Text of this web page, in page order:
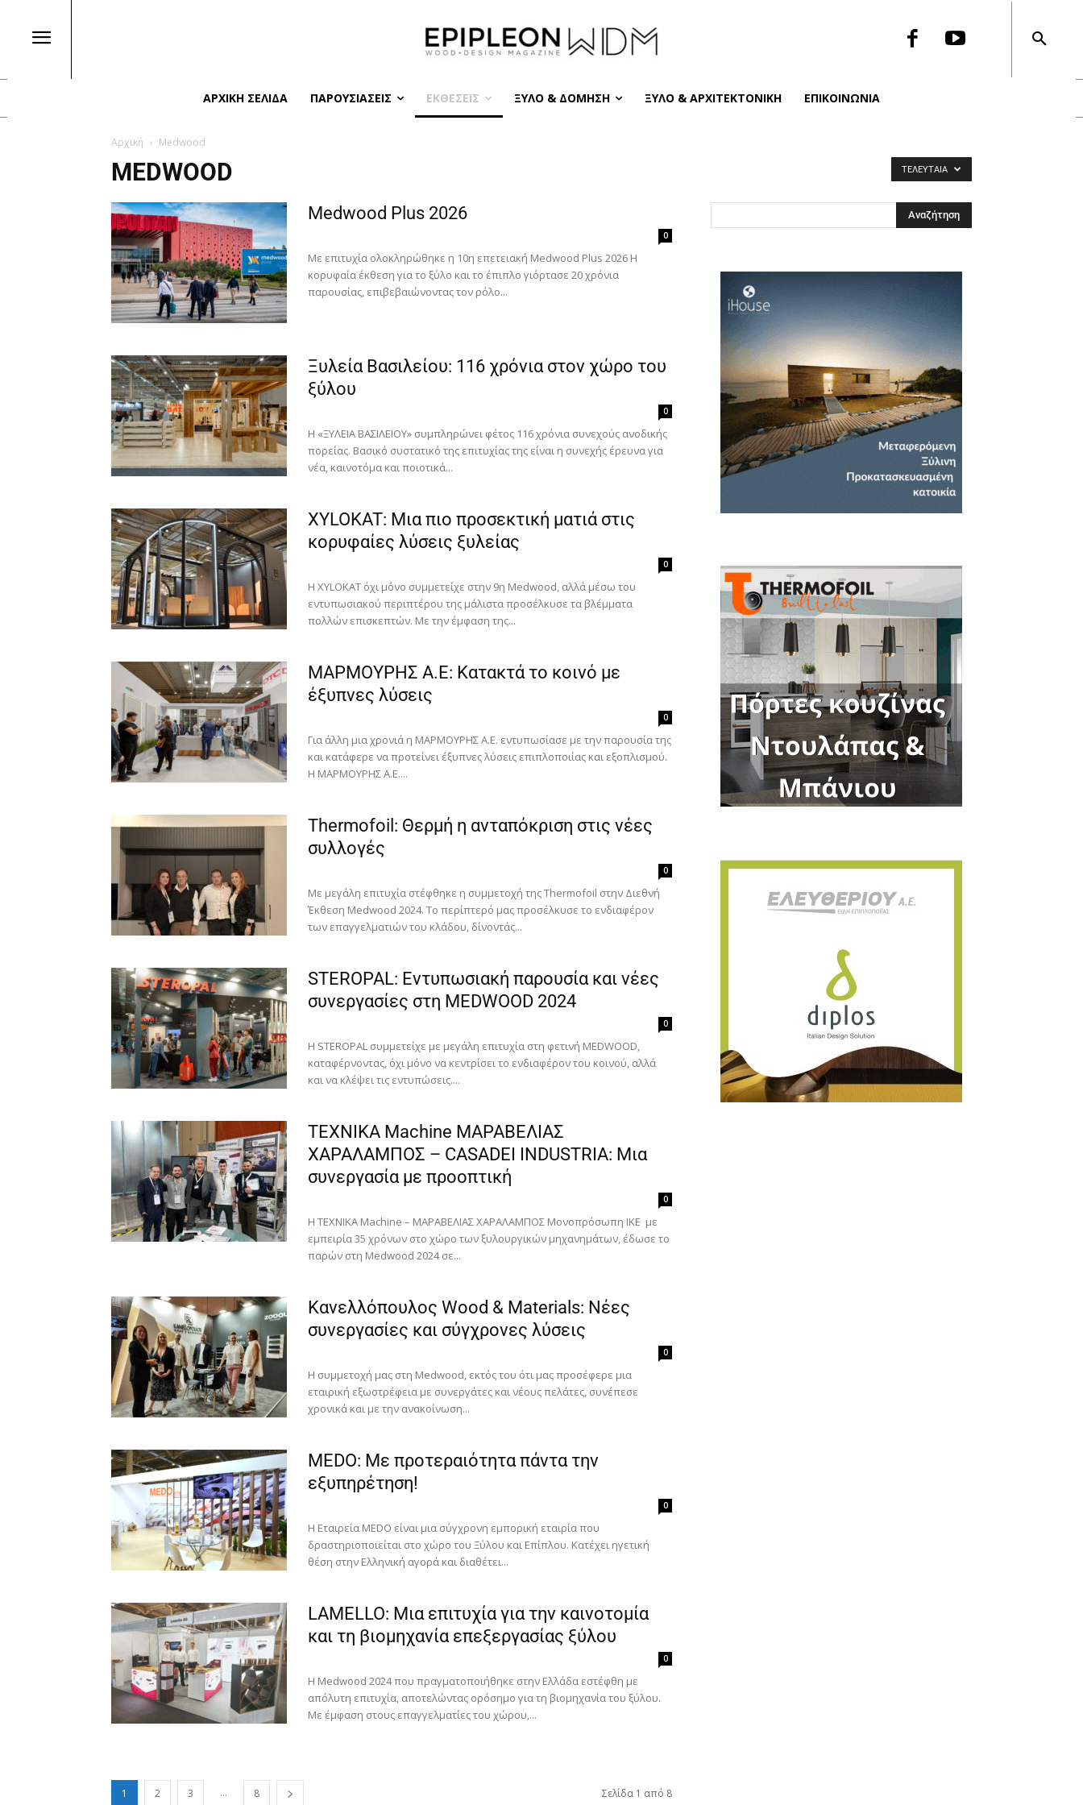
ΑΡΧΙΚΉ ΣΕΛΊΔΑ ΠΑΡΟΥΣΙΆΣΕΙΣ ΕΚΘΈΣΕΙΣ ΞΎΛΟ & ΔΌΜΗΣΗ ΞΎΛΟ & ΑΡΧΙΤΕΚΤΟΝΙΚΉ ΕΠΙΚΟΙΝΩΝΙΑ
Αρχική Medwood
MEDWOOD ΤΕΛΕΥΤΑΊΑ
Medwood Plus 2026
0
Με επιτυχία ολοκληρώθηκε η 10η επετειακή Medwood Plus 2026 Η
κορυφαία έκθεση για το ξύλο και το έπιπλο γιόρτασε 20 χρόνια
παρουσίας, επιβεβαιώνοντας τον ρόλο...
Ξυλεία Βασιλείου: 116 χρόνια στον χώρο του
ξύλου
0
Η «ΞΥΛΕΙΑ ΒΑΣΙΛΕΙΟΥ» συμπληρώνει φέτος 116 χρόνια συνεχούς ανοδικής
πορείας. Βασικό συστατικό της επιτυχίας της είναι η συνεχής έρευνα για
νέα, καινοτόμα και ποιοτικά...
XYLOKAT: Μια πιο προσεκτική ματιά στις
κορυφαίες λύσεις ξυλείας
0
Η XYLOKAT όχι μόνο συμμετείχε στην 9η Medwood, αλλά μέσω του
εντυπωσιακού περιπτέρου της μάλιστα προσέλκυσε τα βλέμματα
πολλών επισκεπτών. Με την έμφαση της...
ΜΑΡΜΟΥΡΗΣ Α.Ε: Κατακτά το κοινό με
έξυπνες λύσεις
0
Για άλλη μια χρονιά η ΜΑΡΜΟΥΡΗΣ Α.Ε. εντυπωσίασε με την παρουσία της
και κατάφερε να προτείνει έξυπνες λύσεις επιπλοποιίας και εξοπλισμού.
Η ΜΑΡΜΟΥΡΗΣ Α.Ε....
Thermofoil: Θερμή η ανταπόκριση στις νέες
συλλογές
0
Με μεγάλη επιτυχία στέφθηκε η συμμετοχή της Thermofoil στην Διεθνή
Έκθεση Medwood 2024. Το περίπτερό μας προσέλκυσε το ενδιαφέρον
των επαγγελματιών του κλάδου, δίνοντάς...
STEROPAL: Εντυπωσιακή παρουσία και νέες
συνεργασίες στη MEDWOOD 2024
0
Η STEROPAL συμμετείχε με μεγάλη επιτυχία στη φετινή MEDWOOD,
καταφέρνοντας, όχι μόνο να κεντρίσει το ενδιαφέρον του κοινού, αλλά
και να κλέψει τις εντυπώσεις....
ΤΕΧΝΙΚΑ Machine ΜΑΡΑΒΕΛΙΑΣ
ΧΑΡΑΛΑΜΠΟΣ – CASADEI INDUSTRIA: Μια
συνεργασία με προοπτική
0
H TEXNIKA Machine – ΜΑΡΑΒΕΛΙΑΣ ΧΑΡΑΛΑΜΠΟΣ Μονοπρόσωπη ΙΚΕ με
εμπειρία 35 χρόνων στο χώρο των ξυλουργικών μηχανημάτων, έδωσε το
παρών στη Medwood 2024 σε...
Κανελλόπουλος Wood & Materials: Νέες
συνεργασίες και σύγχρονες λύσεις
0
Η συμμετοχή μας στη Medwood, εκτός του ότι μας προσέφερε μια
εταιρική εξωστρέφεια με συνεργάτες και νέους πελάτες, συνέπεσε
χρονικά και με την ανακοίνωση...
MEDO: Με προτεραιότητα πάντα την
εξυπηρέτηση!
0
H Εταιρεία MEDO είναι μια σύγχρονη εμπορική εταιρία που
δραστηριοποιείται στο χώρο του Ξύλου και Επίπλου. Κατέχει ηγετική
θέση στην Ελληνική αγορά και διαθέτει...
LAMELLO: Μια επιτυχία για την καινοτομία
και τη βιομηχανία επεξεργασίας ξύλου
0
Η Medwood 2024 που πραγματοποιήθηκε στην Ελλάδα εστέφθη με
απόλυτη επιτυχία, αποτελώντας ορόσημο για τη βιομηχανία του ξύλου.
Με έμφαση στους επαγγελματίες του χώρου,...
1 2 3 ... 8 Σελίδα 1 από 8
this
Για να μαθαίνετε πρώτοι τα νέα και όλες τις τάσεις του
κλάδου, εγγραφείτε στο newsletter μας!
Γράψτε εδώ το email σας
Ευχαριστώ, αλλά δεν ενδιαφέρομαι αυτή την στιγμή